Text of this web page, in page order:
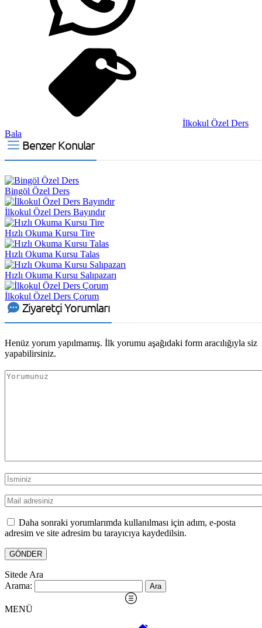
İlkokul Özel Ders
Bala
Benzer Konular
Bingöl Özel Ders
İlkokul Özel Ders Bayındır
Hızlı Okuma Kursu Tire
Hızlı Okuma Kursu Talas
Hızlı Okuma Kursu Salıpazarı
İlkokul Özel Ders Çorum
Ziyaretçi Yorumları
Henüz yorum yapılmamış. İlk yorumu aşağıdaki form aracılığıyla siz
yapabilirsiniz.
Daha sonraki yorumlarımda kullanılması için adım, e-posta
adresim ve site adresim bu tarayıcıya kaydedilsin.
Sitede Ara
Arama:
MENÜ